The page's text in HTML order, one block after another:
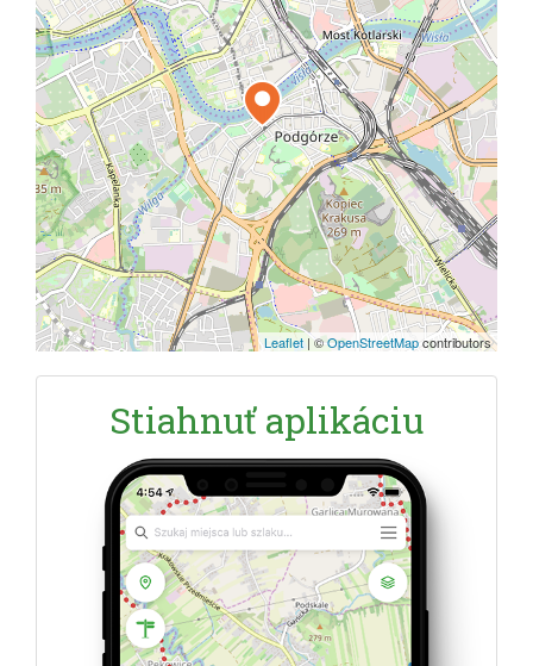
Leaflet |©OpenStreetMapcontributors
Stiahnuť aplikáciu